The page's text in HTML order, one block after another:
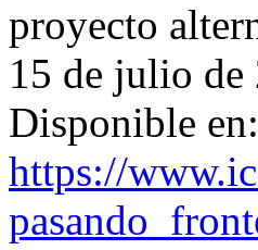
proyecto
15 de julio de
Disponible en:
https://